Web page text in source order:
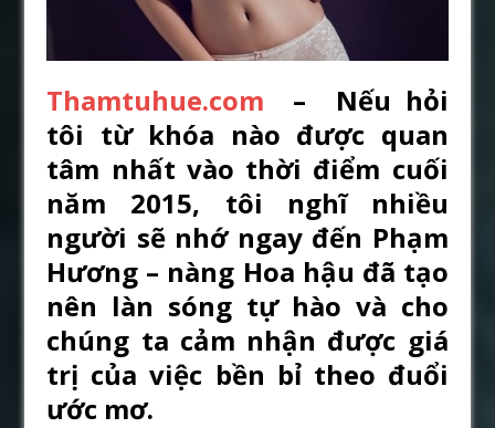
Thamtuhue.com
– Nếu hỏi
tôi từ khóa nào được quan
tâm nhất vào thời điểm cuối
năm 2015, tôi nghĩ nhiều
người sẽ nhớ ngay đến Phạm
Hương – nàng Hoa hậu đã tạo
nên làn sóng tự hào và cho
chúng ta cảm nhận được giá
trị của việc bền bỉ theo đuổi
ước mơ.